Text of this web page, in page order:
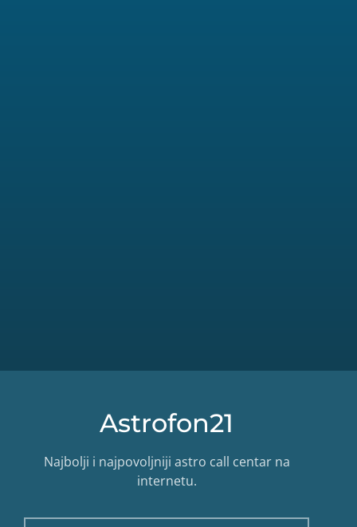
Astrofon21
Najbolji i najpovoljniji astro call centar na
internetu.